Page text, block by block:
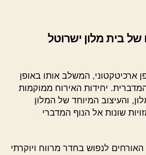
של בית מלון ישרוטל
ארכיטקטוני, המשלב אותו באופן
יחידות האירוח ממוקמות
והעיצוב המיוחד של המלון
שונות אל הנוף המדברי
האורחים לנפוש בחדר מרווח ויוקרתי